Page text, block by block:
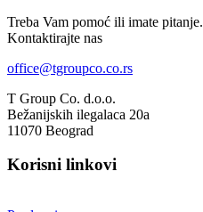
Treba Vam pomoć ili imate pitanje.
Kontaktirajte nas
office@tgroupco.co.rs
T Group Co. d.o.o.
Bežanijskih ilegalaca 20a
11070 Beograd
Korisni linkovi